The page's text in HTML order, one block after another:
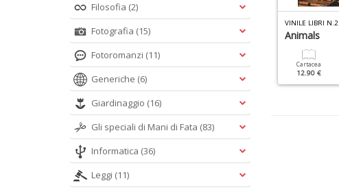
4.90 €
Chitarristi Geniali
VINILE LIBRI N.2
Animals
Cartacea
12.90 €
Filosofia (2)
Fotografia (15)
Fotoromanzi (11)
Generiche (6)
Giardinaggio (16)
Gli speciali di Mani di Fata (83)
Informatica (36)
Leggi (11)